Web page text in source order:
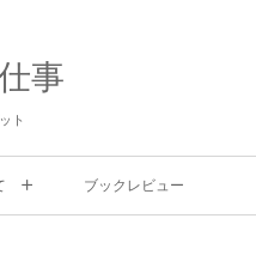
事
ト
ブックレビュー